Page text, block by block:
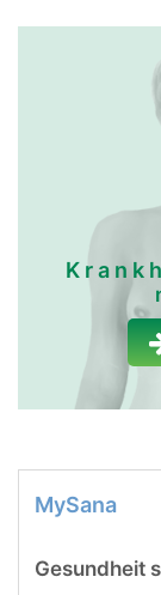
MySana
Gesundheit